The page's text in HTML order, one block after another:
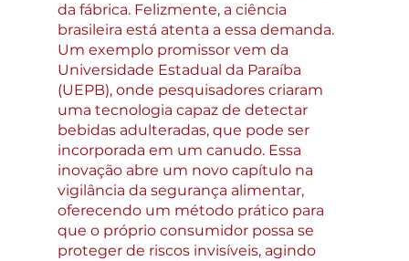
da fábrica. Felizmente, a ciência
brasileira está atenta a essa demanda.
Um exemplo promissor vem da
Universidade Estadual da Paraíba
(UEPB), onde pesquisadores criaram
uma tecnologia capaz de detectar
bebidas adulteradas, que pode ser
incorporada em um canudo. Essa
inovação abre um novo capítulo na
vigilância da segurança alimentar,
oferecendo um método prático para
que o próprio consumidor possa se
proteger de riscos invisíveis, agindo